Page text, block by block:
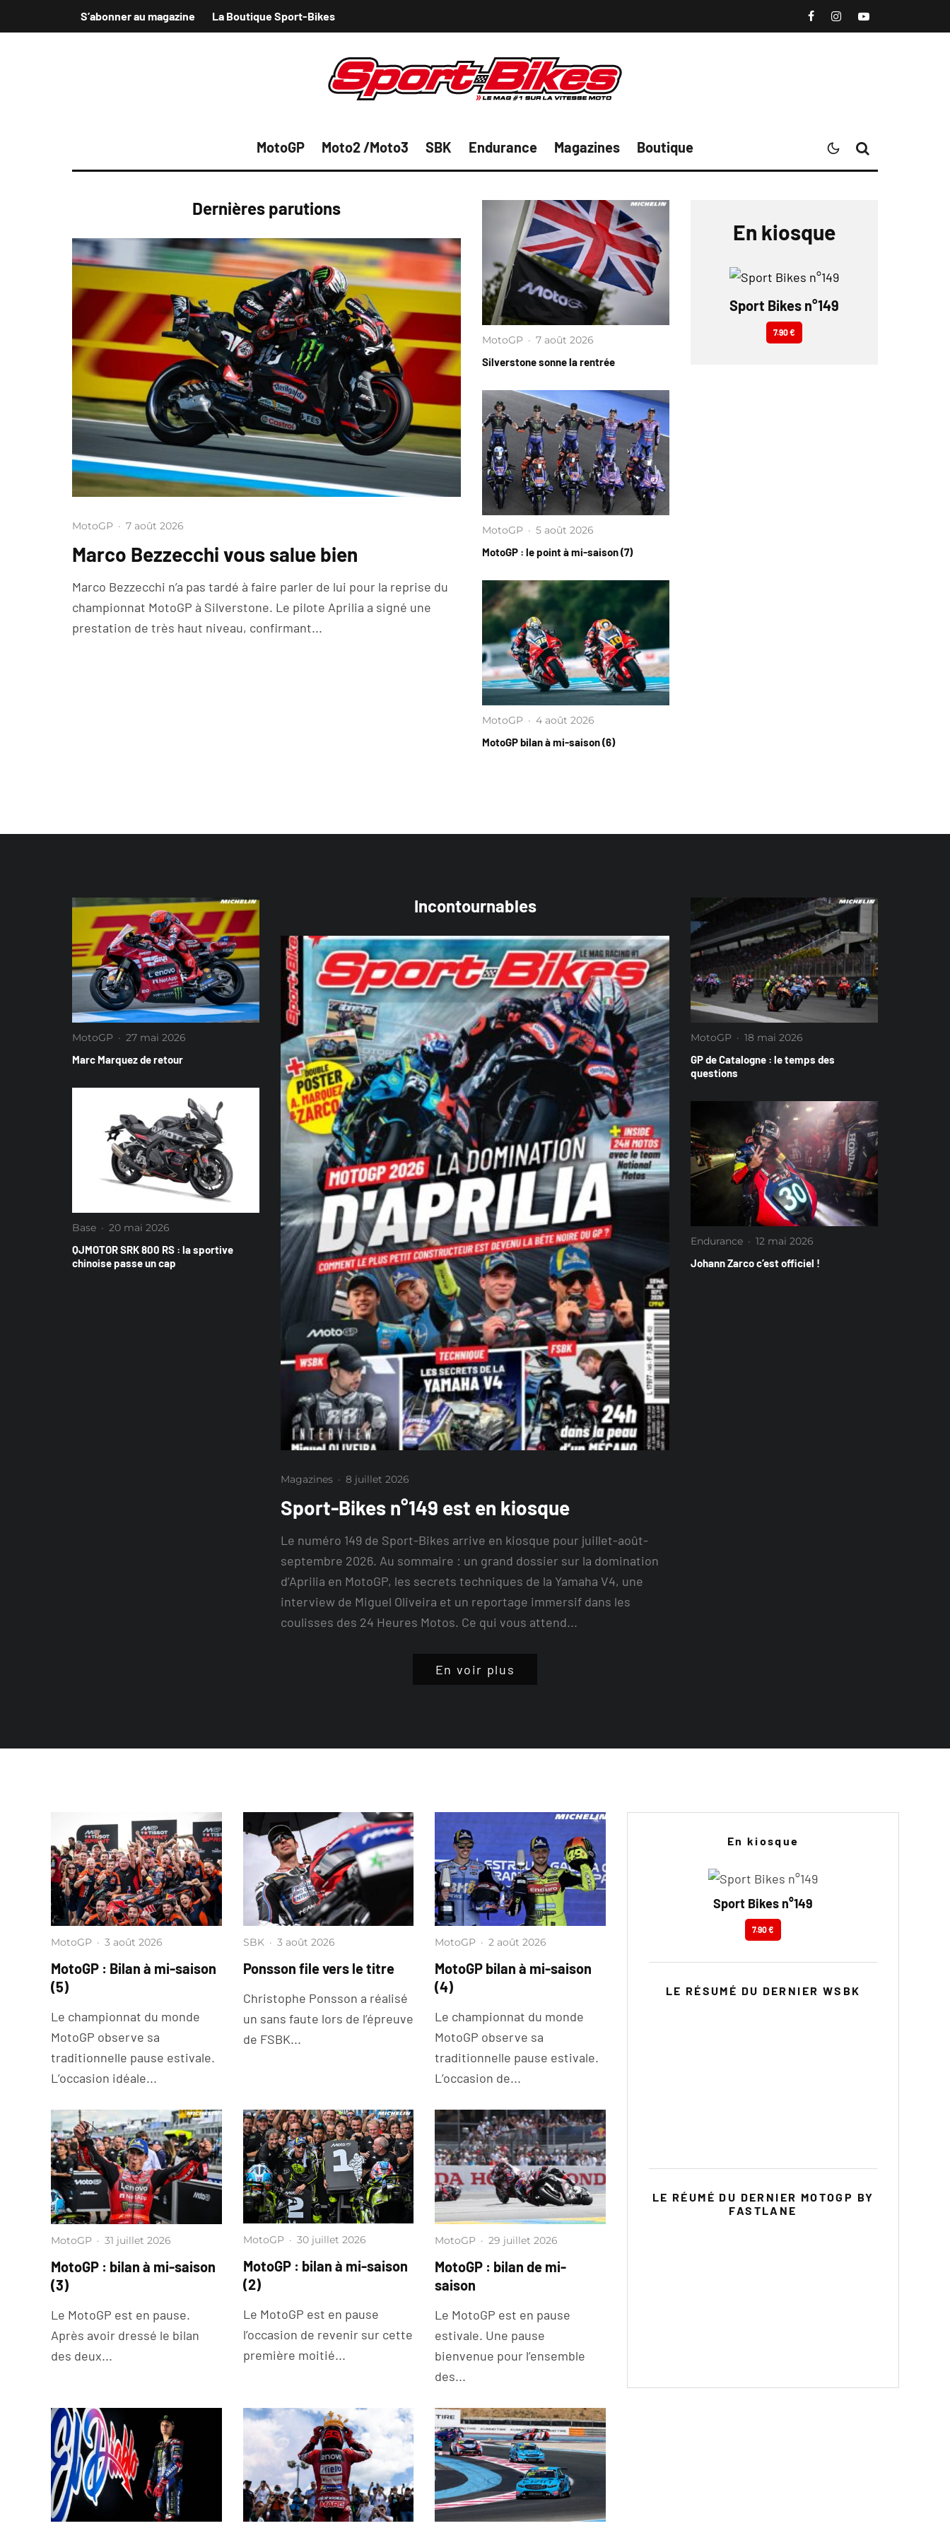
S’abonner au magazine La Boutique Sport-Bikes
MotoGP Moto2 /Moto3 SBK Endurance Magazines Boutique
Dernières parutions
MotoGP · 7 août 2026
Marco Bezzecchi vous salue bien
Marco Bezzecchi n’a pas tardé à faire parler de lui pour la reprise du
championnat MotoGP à Silverstone. Le pilote Aprilia a signé une
prestation de très haut niveau, confirmant...
MotoGP · 7 août 2026
Silverstone sonne la rentrée
MotoGP · 5 août 2026
MotoGP : le point à mi-saison (7)
MotoGP · 4 août 2026
MotoGP bilan à mi-saison (6)
En kiosque
Sport Bikes n°149
7.90 €
MotoGP · 27 mai 2026
Marc Marquez de retour
Base · 20 mai 2026
QJMOTOR SRK 800 RS : la sportive
chinoise passe un cap
Incontournables
Magazines · 8 juillet 2026
Sport-Bikes n°149 est en kiosque
Le numéro 149 de Sport-Bikes arrive en kiosque pour juillet-août-
septembre 2026. Au sommaire : un grand dossier sur la domination
d’Aprilia en MotoGP, les secrets techniques de la Yamaha V4, une
interview de Miguel Oliveira et un reportage immersif dans les
coulisses des 24 Heures Motos. Ce qui vous attend...
En voir plus
MotoGP · 18 mai 2026
GP de Catalogne : le temps des
questions
Endurance · 12 mai 2026
Johann Zarco c’est officiel !
MotoGP · 3 août 2026
MotoGP : Bilan à mi-saison
(5)
Le championnat du monde
MotoGP observe sa
traditionnelle pause estivale.
L’occasion idéale...
SBK · 3 août 2026
Ponsson file vers le titre
Christophe Ponsson a réalisé
un sans faute lors de l’épreuve
de FSBK...
MotoGP · 2 août 2026
MotoGP bilan à mi-saison
(4)
Le championnat du monde
MotoGP observe sa
traditionnelle pause estivale.
L’occasion de...
MotoGP · 31 juillet 2026
MotoGP : bilan à mi-saison
(3)
Le MotoGP est en pause.
Après avoir dressé le bilan
des deux...
MotoGP · 30 juillet 2026
MotoGP : bilan à mi-saison
(2)
Le MotoGP est en pause
l’occasion de revenir sur cette
première moitié...
MotoGP · 29 juillet 2026
MotoGP : bilan de mi-
saison
Le MotoGP est en pause
estivale. Une pause
bienvenue pour l’ensemble
des...
En kiosque
Sport Bikes n°149
7.90 €
LE RÉSUMÉ DU DERNIER WSBK
LE RÉUMÉ DU DERNIER MOTOGP BY
FASTLANE